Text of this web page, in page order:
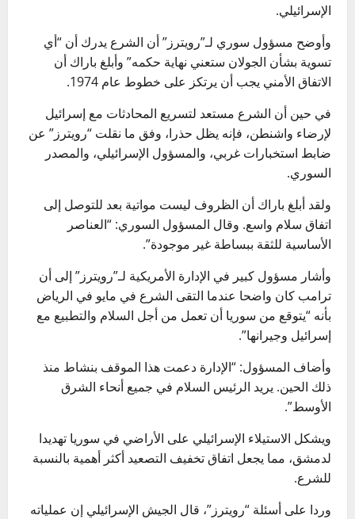
الإسرائيلي.
وأوضح مسؤول سوري لـ”رويترز” أن الشرع يدرك أن “أي
تسوية بشأن الجولان ستعني نهاية حكمه” وأبلغ باراك أن
الاتفاق الأمني يجب أن يرتكز على خطوط عام 1974.
في حين أن الشرع مستعد لتسريع المحادثات مع إسرائيل
لإرضاء واشنطن، فإنه يظل حذرا، وفق ما نقلت “رويترز” عن
ضابط استخبارات غربي، والمسؤول الإسرائيلي، والمصدر
السوري.
ولقد أبلغ باراك أن الظروف ليست مواتية بعد للتوصل إلى
اتفاق سلام واسع. وقال المسؤول السوري: “العناصر
الأساسية للثقة ببساطة غير موجودة”.
وأشار مسؤول كبير في الإدارة الأمريكية لـ”رويترز” إلى أن
ترامب كان واضحا عندما التقى الشرع في مايو في الرياض
بأنه “يتوقع من سوريا أن تعمل من أجل السلام والتطبيع مع
إسرائيل وجيرانها”.
وأضاف المسؤول: “الإدارة دعمت هذا الموقف بنشاط منذ
ذلك الحين. يريد الرئيس السلام في جميع أنحاء الشرق
الأوسط”.
ويشكل الاستيلاء الإسرائيلي على الأراضي في سوريا تهديدا
لدمشق، مما يجعل اتفاق تخفيف التصعيد أكثر أهمية بالنسبة
للشرع.
وردا على أسئلة “رويترز”، قال الجيش الإسرائيلي إن عملياته